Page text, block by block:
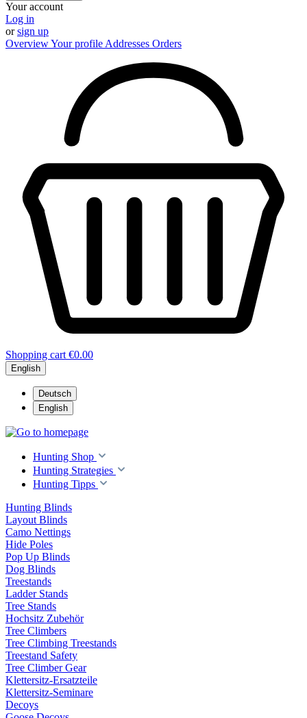
Your account
Log in
orsign up
OverviewYour profile Addresses Orders
Shopping cart €0.00
English
Deutsch
English
Hunting Shop
Hunting Strategies
Hunting Tipps
Hunting Blinds
Layout Blinds
Camo Nettings
Hide Poles
Pop Up Blinds
Dog Blinds
Treestands
Ladder Stands
Tree Stands
Hochsitz Zubehör
Tree Climbers
Tree Climbing Treestands
Treestand Safety
Tree Climber Gear
Klettersitz-Ersatzteile
Klettersitz-Seminare
Decoys